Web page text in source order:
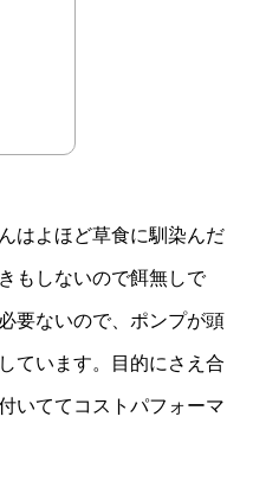
はよほど草食に馴染んだ
もしないので餌無しで
要ないので、ポンプが頭
ています。目的にさえ合
いててコストパフォーマ